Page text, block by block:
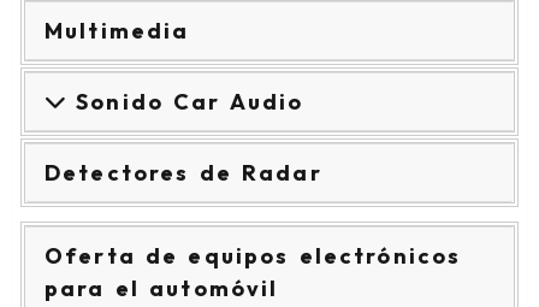
Multimedia
Sonido Car Audio
Detectores de Radar
Oferta de equipos electrónicos
para el automóvil